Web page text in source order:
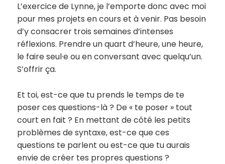
L’exercice de Lynne, je l’emporte donc avec moi
pour mes projets en cours et à venir. Pas besoin
d’y consacrer trois semaines d’intenses
réflexions. Prendre un quart d’heure, une heure,
le faire seul·e ou en conversant avec quelqu’un.
S’offrir ça.
Et toi, est-ce que tu prends le temps de te
poser ces questions-là ? De « te poser » tout
court en fait ? En mettant de côté les petits
problèmes de syntaxe, est-ce que ces
questions te parlent ou est-ce que tu aurais
envie de créer tes propres questions ?